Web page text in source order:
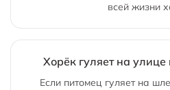
всей жизни
Хорёк гуляет на улице
Если питомец гуляет на